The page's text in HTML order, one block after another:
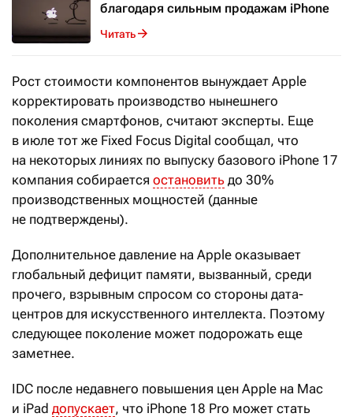
благодаря сильным продажам iPhone
Читать
Рост стоимости компонентов вынуждает Apple
корректировать производство нынешнего
поколения смартфонов, считают эксперты. Еще
в июле тот же Fixed Focus Digital сообщал, что
на некоторых линиях по выпуску базового iPhone 17
компания собирается остановить до 30%
производственных мощностей (данные
не подтверждены).
Дополнительное давление на Apple оказывает
глобальный дефицит памяти, вызванный, среди
прочего, взрывным спросом со стороны дата-
центров для искусственного интеллекта. Поэтому
следующее поколение может подорожать еще
заметнее.
IDC после недавнего повышения цен Apple на Mac
и iPad допускает, что iPhone 18 Pro может стать